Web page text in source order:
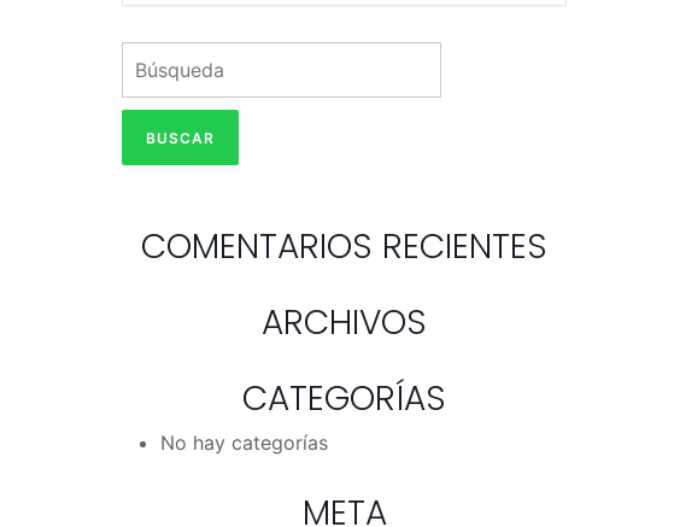
COMENTARIOS RECIENTES
ARCHIVOS
CATEGORÍAS
No hay categorías
META